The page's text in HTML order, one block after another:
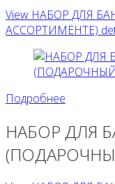
View НАБОР ДЛЯ
АССОРТИМЕНТЕ)
Подробнее
НАБОР ДЛЯ